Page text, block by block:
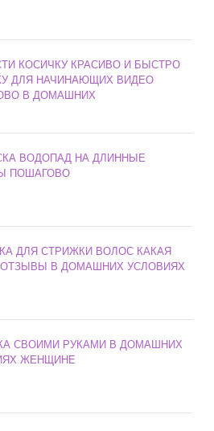
КОСИЧКУ КРАСИВО И БЫСТРО
ДЛЯ НАЧИНАЮЩИХ ВИДЕО
В ДОМАШНИХ
ВОДОПАД НА ДЛИННЫЕ
ПОШАГОВО
ДЛЯ СТРИЖКИ ВОЛОС КАКАЯ
В ДОМАШНИХ УСЛОВИЯХ
СВОИМИ РУКАМИ В ДОМАШНИХ
ЖЕНЩИНЕ